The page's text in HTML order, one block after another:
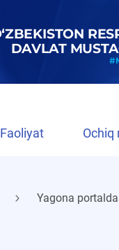
Faoliyat Ochiq
Yagona